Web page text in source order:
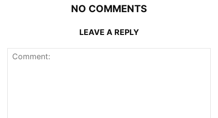
NO COMMENTS
LEAVE A REPLY